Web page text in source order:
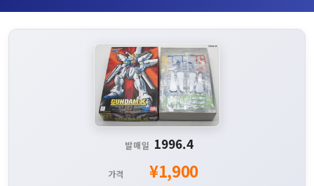
발매일 1996.4
가격 ¥1,900